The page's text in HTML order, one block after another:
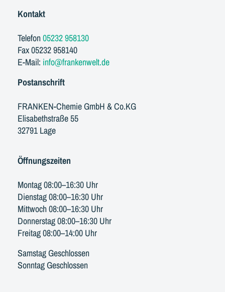
Kontakt
Telefon05232 958130
Fax 05232 958140
E-Mail: info@frankenwelt.de
Postanschrift
FRANKEN-Chemie GmbH & Co.KG
Elisabethstraße 55
32791 Lage
Öffnungszeiten
Montag 08:00–16:30 Uhr
Dienstag 08:00–16:30 Uhr
Mittwoch 08:00–16:30 Uhr
Donnerstag 08:00–16:30 Uhr
Freitag 08:00–14:00 Uhr
Samstag Geschlossen
Sonntag Geschlossen